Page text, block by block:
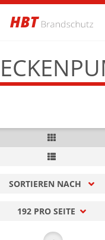
SORTIEREN NACH
192 PRO SEITE